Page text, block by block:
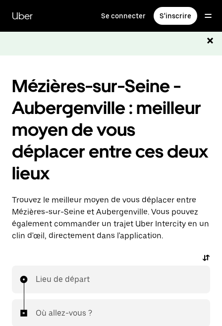
contenu
principal
Uber Se connecter S'inscrire
Mézières-sur-Seine -
Aubergenville : meilleur
moyen de vous
déplacer entre ces deux
lieux
Trouvez le meilleur moyen de vous déplacer entre
Mézières-sur-Seine et Aubergenville. Vous pouvez
également commander un trajet Uber Intercity en un
clin d'œil, directement dans l'application.
Lieu de départ
Où allez-vous ?